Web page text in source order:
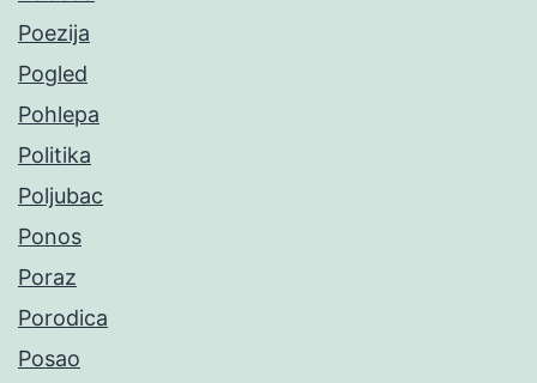
Poezija
Pogled
Pohlepa
Politika
Poljubac
Ponos
Poraz
Porodica
Posao